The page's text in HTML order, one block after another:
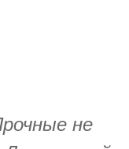
не